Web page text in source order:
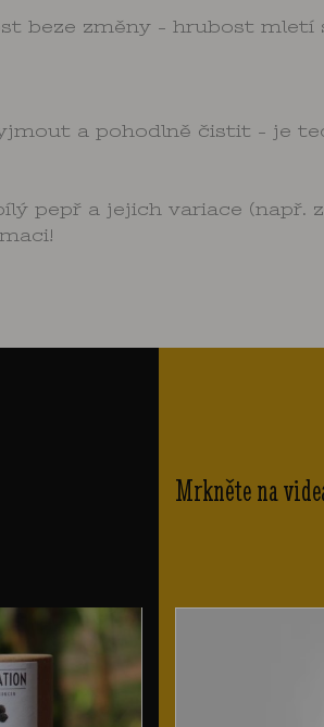
beze změny - hrubost mletí
a pohodlně čistit - je
pepř a jejich variace (např.
Mrkněte na